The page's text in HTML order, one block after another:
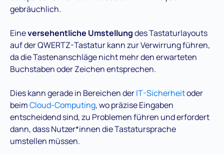
gebräuchlich.
Eineversehentliche Umstellungdes Tastaturlayouts
auf der QWERTZ-Tastatur kann zur Verwirrung führen,
da die Tastenanschläge nicht mehr den erwarteten
Buchstaben oder Zeichen entsprechen.
Dies kann gerade in Bereichen derIT-Sicherheitoder
beimCloud-Computing, wo präzise Eingaben
entscheidend sind, zu Problemen führen und erfordert
dann, dass Nutzer*innen die Tastatursprache
umstellen müssen.